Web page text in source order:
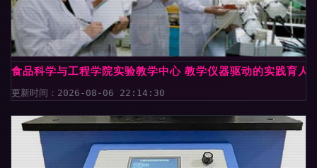
食品科学与工程学院实验教学中心 教学仪器驱动的实践育人
更新时间：2026-08-06 22:14:30